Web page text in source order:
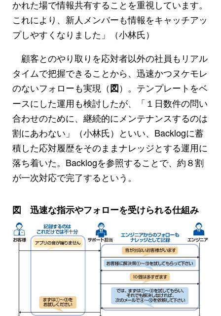
かれた場で情報共有することを重視しています。
これにより、新人メンバーも情報をキャッチアッ
プしやすくなりました」（小林氏）
顧客とのやり取りを応対者以外の社員もリアル
タイムで把握できることから、迅速かつヌケモレ
のないフォローも実現（図）。テンプレートをベ
ースにした運用も検討したが、「１日数件の問い
合わせのために、継続的にメンテナンスするのは
割にあわない」（小林氏）といい、Backlogに蓄
積した応対履歴をそのままナレッジとする運用に
落ち着いた。Backlogを参照することで、約８割
が一次対応で完了するという。
図 迅速な指示やフォローを受けられる仕組み